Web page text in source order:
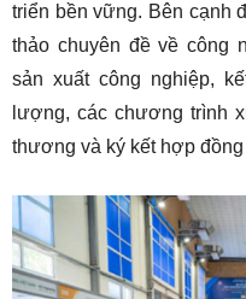
triển bền vững. Bên cạnh
thảo chuyên đề về công
sản xuất công nghiệp,
lượng, các chương trình
thương và ký kết hợp